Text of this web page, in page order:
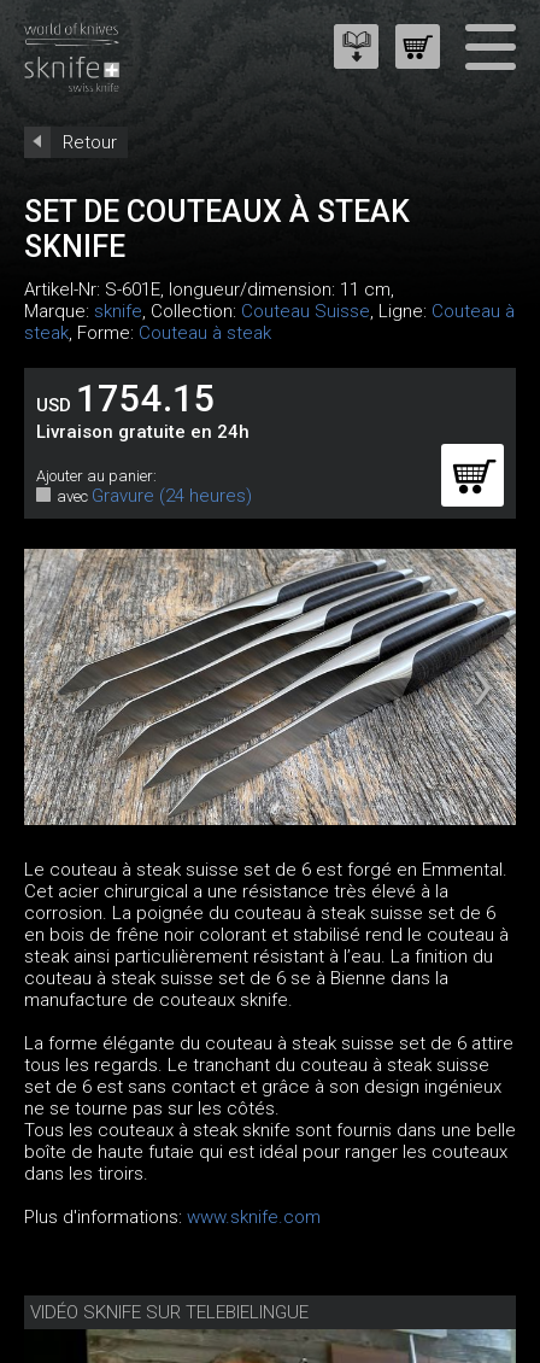
Retour
SET DE COUTEAUX À STEAK
SKNIFE
Artikel-Nr: S-601E, longueur/dimension: 11 cm,
Marque: sknife, Collection: Couteau Suisse, Ligne: Couteau à
steak, Forme: Couteau à steak
USD 1754.15
Livraison gratuite en 24h
Ajouter au panier:
avec Gravure (24 heures)
Le couteau à steak suisse set de 6 est forgé en Emmental.
Cet acier chirurgical a une résistance très élevé à la
corrosion. La poignée du couteau à steak suisse set de 6
en bois de frêne noir colorant et stabilisé rend le couteau à
steak ainsi particulièrement résistant à l’eau. La finition du
couteau à steak suisse set de 6 se à Bienne dans la
manufacture de couteaux sknife.
La forme élégante du couteau à steak suisse set de 6 attire
tous les regards. Le tranchant du couteau à steak suisse
set de 6 est sans contact et grâce à son design ingénieux
ne se tourne pas sur les côtés.
Tous les couteaux à steak sknife sont fournis dans une belle
boîte de haute futaie qui est idéal pour ranger les couteaux
dans les tiroirs.
Plus d'informations: www.sknife.com
VIDÉO SKNIFE SUR TELEBIELINGUE